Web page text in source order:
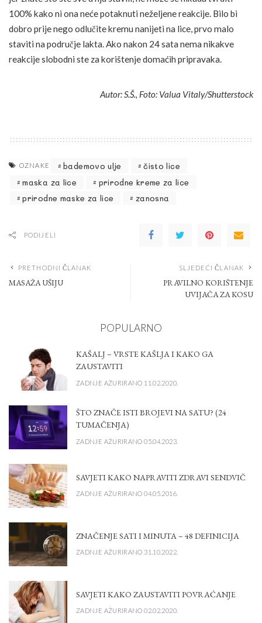
100% kako ni ona neće potaknuti neželjene reakcije. Bilo bi
dobro prije nego odlučite kremu nanijeti na lice, prvo malo
staviti na područje lakta. Ako nakon 24 sata nema nikakve
reakcije slobodni ste za korištenje domaćih pripravaka.
Autor: S.Š., Foto: Valua Vitaly/Shutterstock
OZNAKE bademovo ulje
čisto lice
maska za lice
prirodne kreme za lice
prirodne maske za lice
zanosna
PODIJELI
PRETHODNI ČLANAK
MASAŽA UŠIJU
SLJEDEĆI ČLANAK
PRAVILNO KORIŠTENJE
UVIJAČA ZA KOSU
POPULARNO
KAŠALJ – VRSTE KAŠLJA I KAKO GA
ZAUSTAVITI
ZADNJE AŽURIRANO 11.02.2020.
ŠTO ZNAČE ISTI BROJEVI NA SATU? (24
TUMAČENJA)
ZADNJE AŽURIRANO 05.04.2023.
SAVJETI KAKO NAPRAVITI ZDRAVI SENDVIČ
ZADNJE AŽURIRANO 04.05.2016.
ZNAČENJE SATI I MINUTA – 48 DEFINICIJA
ZADNJE AŽURIRANO 31.10.2022.
SAVJETI KAKO ZAUSTAVITI POVRAĆANJE
ZADNJE AŽURIRANO 02.02.2020.